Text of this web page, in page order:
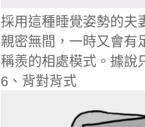
採用這種睡覺姿勢的夫
親密無間，一時又會有
稱羨的相處模式。據說
6、背對背式